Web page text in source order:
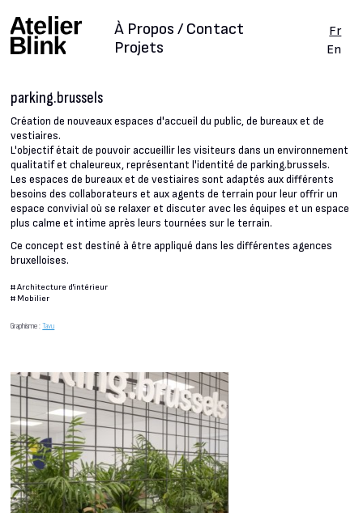
Projets
À Propos / Contact
Fr
En
parking.brussels
Création de nouveaux espaces d'accueil du public, de bureaux et de
vestiaires.
L'objectif était de pouvoir accueillir les visiteurs dans un environnement
qualitatif et chaleureux, représentant l'identité de parking.brussels.
Les espaces de bureaux et de vestiaires sont adaptés aux différents
besoins des collaborateurs et aux agents de terrain pour leur offrir un
espace convivial où se relaxer et discuter avec les équipes et un espace
plus calme et intime après leurs tournées sur le terrain.
Ce concept est destiné à être appliqué dans les différentes agences
bruxelloises.
#Architecture d'intérieur
# Mobilier
Graphisme :Tavu